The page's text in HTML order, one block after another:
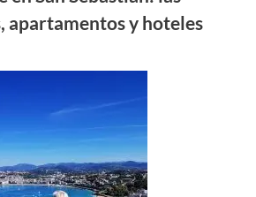
apartamentos y hoteles